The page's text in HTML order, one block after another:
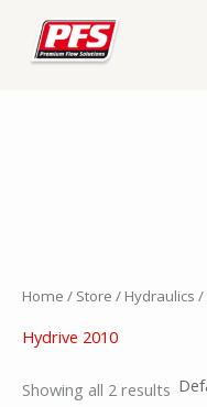
content
Home / Store / Hydraulics /
Hydrive 2010
Showing all 2 results